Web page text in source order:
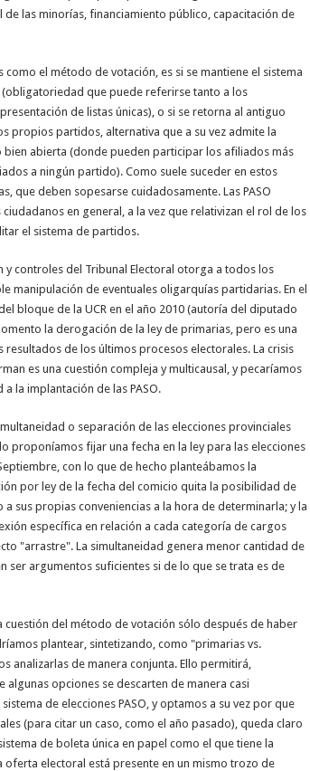
las minorías, financiamiento público, capacitación de
el método de votación, es si se mantiene el sistema
que puede referirse tanto a los
de listas únicas), o si se retorna al antiguo
propios partidos, alternativa que a su vez admite la
abierta (donde pueden participar los afiliados más
a ningún partido). Como suele suceder en estos
que deben sopesarse cuidadosamente. Las PASO
en general, a la vez que relativizan el rol de los
el sistema de partidos.
controles del Tribunal Electoral otorga a todos los
manipulación de eventuales oligarquías partidarias. En el
bloque de la UCR en el año 2010 (autoría del diputado
la derogación de la ley de primarias, pero es una
de los últimos procesos electorales. La crisis
es una cuestión compleja y multicausal, y pecaríamos
la implantación de las PASO.
o separación de las elecciones provinciales
proponíamos fijar una fecha en la ley para las elecciones
con lo que de hecho planteábamos la
por ley de la fecha del comicio quita la posibilidad de
sus propias conveniencias a la hora de determinarla; y la
específica en relación a cada categoría de cargos
"arrastre". La simultaneidad genera menor cantidad de
ser argumentos suficientes si de lo que se trata es de
cuestión del método de votación sólo después de haber
plantear, sintetizando, como "primarias vs.
analizarlas de manera conjunta. Ello permitirá,
opciones se descarten de manera casi
de elecciones PASO, y optamos a su vez por que
(para citar un caso, como el año pasado), queda claro
de boleta única en papel como el que tiene la
electoral está presente en un mismo trozo de